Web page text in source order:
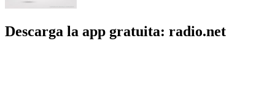
Descarga la app gratuita: radio.net